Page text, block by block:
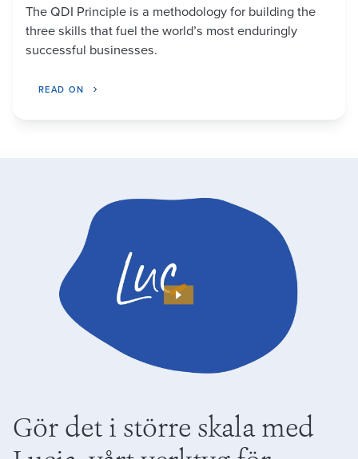
The QDI Principle is a methodology for building the
three skills that fuel the world’s most enduringly
successful businesses.
READ ON
Gör det i större skala med